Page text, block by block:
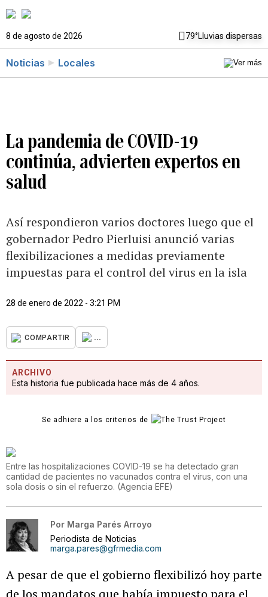
8 de agosto de 2026 79°Lluvias dispersas
Noticias Locales
La pandemia de COVID-19
continúa, advierten expertos en
salud
Así respondieron varios doctores luego que el
gobernador Pedro Pierluisi anunció varias
flexibilizaciones a medidas previamente
impuestas para el control del virus en la isla
28 de enero de 2022 - 3:21 PM
COMPARTIR ...
ARCHIVO
Esta historia fue publicada hace más de 4 años.
Se adhiere a los criterios de
Entre las hospitalizaciones COVID-19 se ha detectado gran
cantidad de pacientes no vacunados contra el virus, con una
sola dosis o sin el refuerzo. (Agencia EFE)
Por Marga Parés Arroyo
Periodista de Noticias
marga.pares@gfrmedia.com
A pesar de que el gobierno flexibilizó hoy parte